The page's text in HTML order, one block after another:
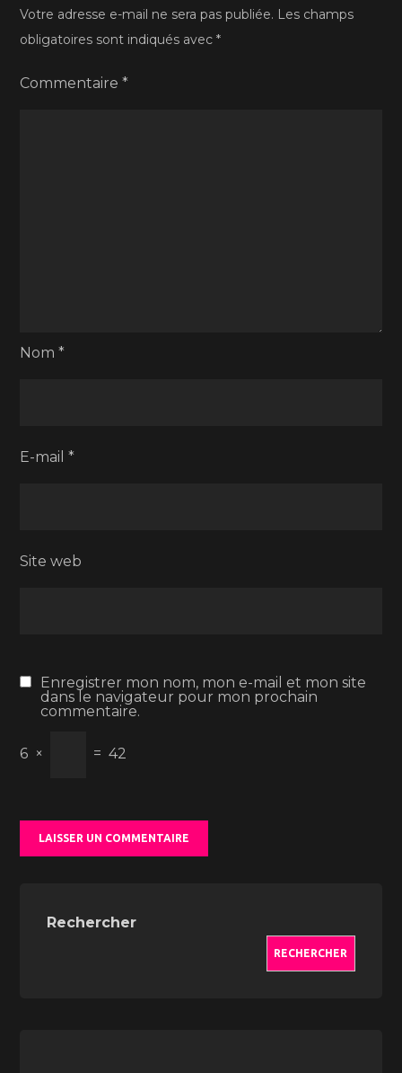
Votre adresse e-mail ne sera pas publiée. Les champs
obligatoires sont indiqués avec*
Commentaire*
Nom*
E-mail*
Site web
Enregistrer mon nom, mon e-mail et mon site
dans le navigateur pour mon prochain
commentaire.
6 × = 42
Rechercher
RECHERCHER